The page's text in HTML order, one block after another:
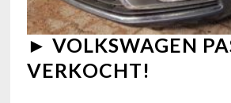
► VOLKSWAGEN
VERKOCHT!